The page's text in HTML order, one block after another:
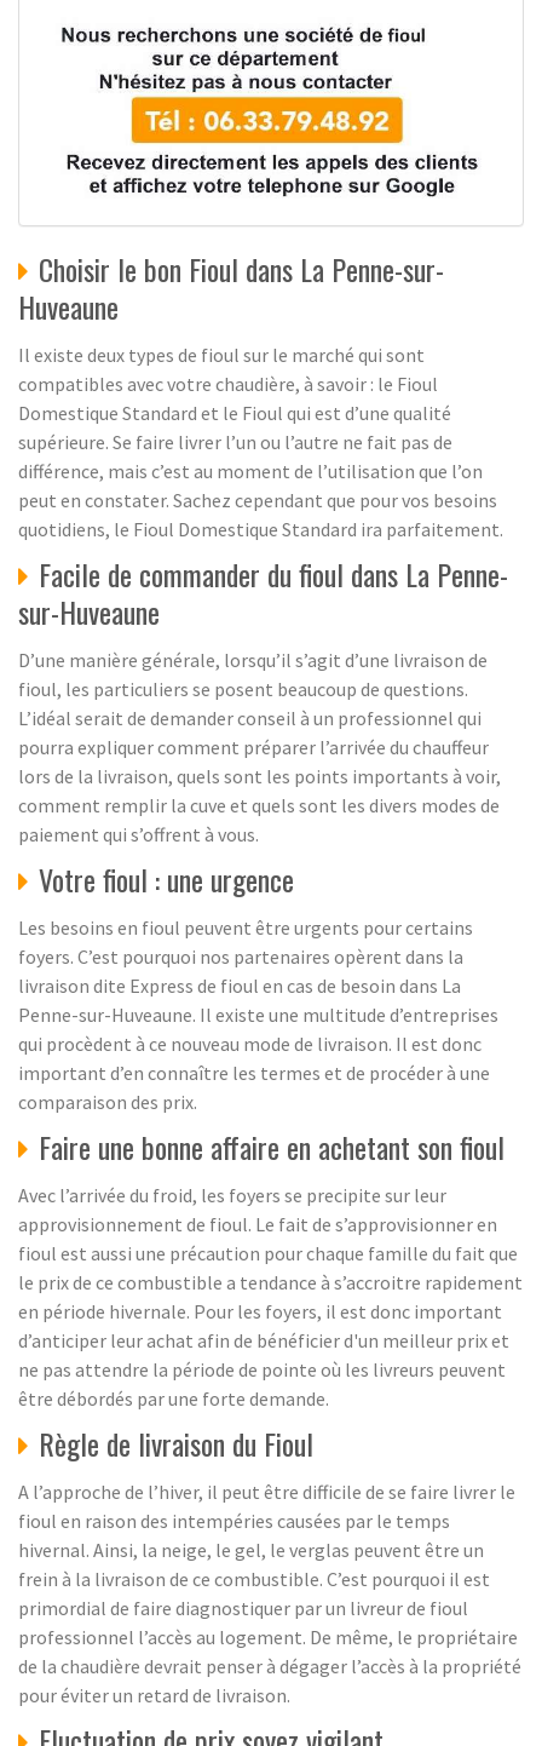
Choisir le bon Fioul dans La Penne-sur-
Huveaune
Il existe deux types de fioul sur le marché qui sont
compatibles avec votre chaudière, à savoir : le Fioul
Domestique Standard et le Fioul qui est d’une qualité
supérieure. Se faire livrer l’un ou l’autre ne fait pas de
différence, mais c’est au moment de l’utilisation que l’on
peut en constater. Sachez cependant que pour vos besoins
quotidiens, le Fioul Domestique Standard ira parfaitement.
Facile de commander du fioul dans La Penne-
sur-Huveaune
D’une manière générale, lorsqu’il s’agit d’une livraison de
fioul, les particuliers se posent beaucoup de questions.
L’idéal serait de demander conseil à un professionnel qui
pourra expliquer comment préparer l’arrivée du chauffeur
lors de la livraison, quels sont les points importants à voir,
comment remplir la cuve et quels sont les divers modes de
paiement qui s’offrent à vous.
Votre fioul : une urgence
Les besoins en fioul peuvent être urgents pour certains
foyers. C’est pourquoi nos partenaires opèrent dans la
livraison dite Express de fioul en cas de besoin dans La
Penne-sur-Huveaune. Il existe une multitude d’entreprises
qui procèdent à ce nouveau mode de livraison. Il est donc
important d’en connaître les termes et de procéder à une
comparaison des prix.
Faire une bonne affaire en achetant son fioul
Avec l’arrivée du froid, les foyers se precipite sur leur
approvisionnement de fioul. Le fait de s’approvisionner en
fioul est aussi une précaution pour chaque famille du fait que
le prix de ce combustible a tendance à s’accroitre rapidement
en période hivernale. Pour les foyers, il est donc important
d’anticiper leur achat afin de bénéficier d'un meilleur prix et
ne pas attendre la période de pointe où les livreurs peuvent
être débordés par une forte demande.
Règle de livraison du Fioul
A l’approche de l’hiver, il peut être difficile de se faire livrer le
fioul en raison des intempéries causées par le temps
hivernal. Ainsi, la neige, le gel, le verglas peuvent être un
frein à la livraison de ce combustible. C’est pourquoi il est
primordial de faire diagnostiquer par un livreur de fioul
professionnel l’accès au logement. De même, le propriétaire
de la chaudière devrait penser à dégager l’accès à la propriété
pour éviter un retard de livraison.